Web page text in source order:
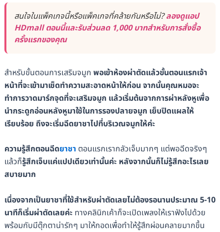
สนใจในแพ็คเกจนี้หรือแพ็คเกจที่คล้ายกันหรือไม่?ลองดูแอป
HDmall ตอนนี้และรับส่วนลด 1,000 บาทสำหรับการสั่งซื้อ
ครั้งแรกของคุณ
สำหรับขั้นตอนการเสริมจมูก พอเข้าห้องผ่าตัดแล้วขั้นตอนแรกเจ้า
หน้าที่จะเข้ามาเช็ดทำความสะอาดหน้าให้ก่อน จากนั้นคุณหมอจะ
ทำการวาดมาร์กจุดที่จะเสริมจมูก แล้วเริ่มต้นจากการผ่าหลังหูเพื่อ
นำกระดูกอ่อนหลังหูมาใช้ในการรองปลายจมูก เย็บปิดแผลให้
เรียบร้อย ถึงจะเริ่มฉีดยาชาไปที่บริเวณจมูกให้ค่ะ
ความรู้สึกตอนฉีดยาชา ตอนแรกเรากลัวเจ็บมากๆ แต่พอฉีดจริงๆ
แล้วก็รู้สึกเจ็บแค่แปปเดียวเท่านั้นค่ะ หลังจากนั้นก็ไม่รู้สึกอะไรเลย
สบายมาก
เนื่องจากเป็นยาชาที่ใช้สำหรับผ่าตัดเลยไม่ต้องรอนานประมาณ 5-10
นาทีก็เริ่มผ่าตัดเลยค่ะ ทางคลินิกเค้าก็จะเปิดเพลงให้เราฟังไปด้วย
พร้อมกับมีตุ๊กตาน่ารักๆ มาให้กอดเพื่อทำให้รู้สึกผ่อนคลายมากขึ้น